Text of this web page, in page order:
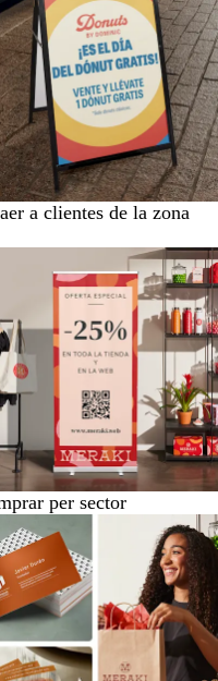
a clientes de la zona
per sector